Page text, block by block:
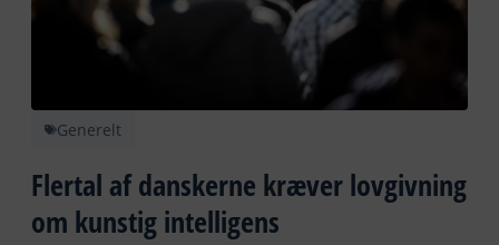
Generelt
Flertal af danskerne kræver lovgivning
om kunstig intelligens